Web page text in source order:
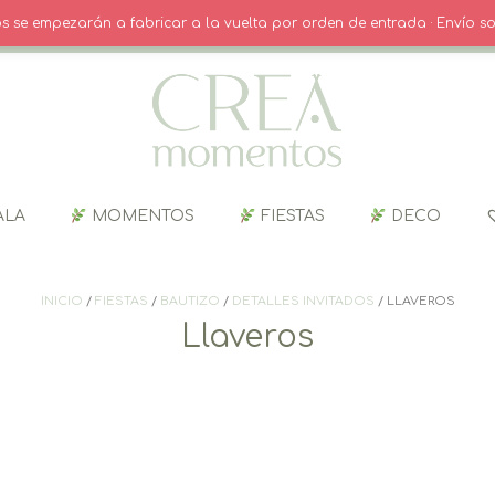
· INICIO SESIÓN / REGISTRO CARRITO
MOMENTOS FIESTAS DECO
INICIO / FIESTAS / BAUTIZO / DETALLES INVITADOS / LLAVEROS
Llaveros
empezarán a fabricar a la vuelta por orden de entrada · Envío